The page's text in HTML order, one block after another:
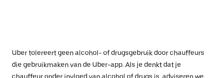
Uber tolereert geen alcohol- of drugsgebruik door chauffeurs
die gebruikmaken van de Uber-app. Als je denkt dat je